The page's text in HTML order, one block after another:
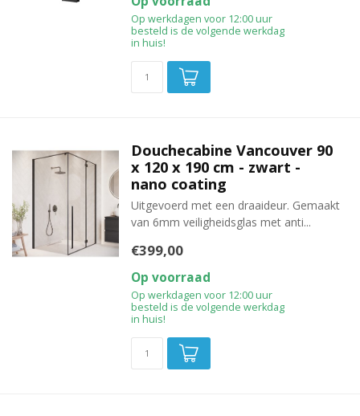
Op werkdagen voor 12:00 uur
besteld is de volgende werkdag
in huis!
Douchecabine Vancouver 90
x 120 x 190 cm - zwart -
nano coating
Uitgevoerd met een draaideur. Gemaakt
van 6mm veiligheidsglas met anti...
€399,00
Op voorraad
Op werkdagen voor 12:00 uur
besteld is de volgende werkdag
in huis!